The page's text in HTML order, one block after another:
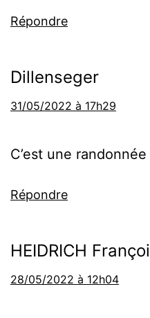
Répondre
Dillenseger
31/05/2022 à 17h29
C’est une
Répondre
HEIDRICH
28/05/2022 à 12h04